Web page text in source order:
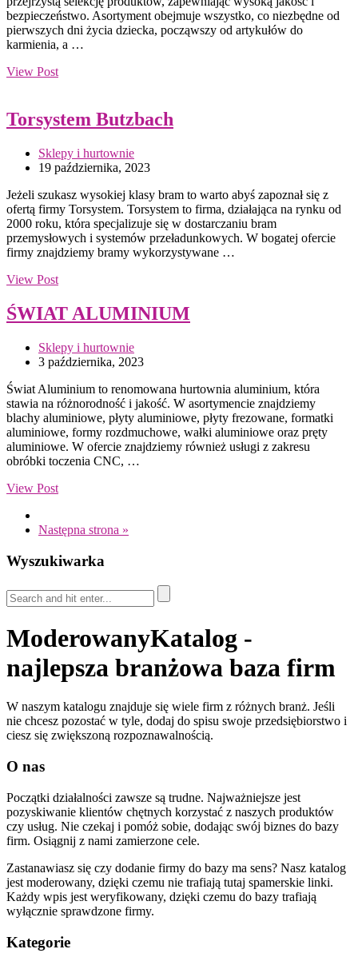
bezpieczeństwo. Asortyment obejmuje wszystko, co niezbędne od
pierwszych dni życia dziecka, począwszy od artykułów do
karmienia, a …
View Post
Torsystem Butzbach
Sklepy i hurtownie
19 października, 2023
Jeżeli szukasz wysokiej klasy bram to warto abyś zapoznał się z
ofertą firmy Torsystem. Torsystem to firma, działająca na rynku od
2000 roku, która specjalizuje się w dostarczaniu bram
przemysłowych i systemów przeładunkowych. W bogatej ofercie
firmy znajdziemy bramy wykorzystywane …
View Post
ŚWIAT ALUMINIUM
Sklepy i hurtownie
3 października, 2023
Świat Aluminium to renomowana hurtownia aluminium, która
stawia na różnorodność i jakość. W asortymencie znajdziemy
blachy aluminiowe, płyty aluminiowe, płyty frezowane, formatki
aluminiowe, formy rozdmuchowe, wałki aluminiowe oraz pręty
aluminiowe. W ofercie znajdziemy również usługi z zakresu
obróbki toczenia CNC, …
View Post
Następna strona »
Wyszukiwarka
ModerowanyKatalog -
najlepsza branżowa baza firm
W naszym katalogu znajduje się wiele firm z różnych branż. Jeśli
nie chcesz pozostać w tyle, dodaj do spisu swoje przedsiębiorstwo i
ciesz się zwiększoną rozpoznawalnością.
O nas
Początki działalności zawsze są trudne. Najważniejsze jest
pozyskiwanie klientów chętnych korzystać z naszych produktów
czy usług. Nie czekaj i pomóż sobie, dodając swój biznes do bazy
firm. Osiągnij z nami zamierzone cele.
Zastanawiasz się czy dodanie firmy do bazy ma sens? Nasz katalog
jest moderowany, dzięki czemu nie trafiają tutaj spamerskie linki.
Każdy wpis jest weryfikowany, dzięki czemu do bazy trafiają
wyłącznie sprawdzone firmy.
Kategorie